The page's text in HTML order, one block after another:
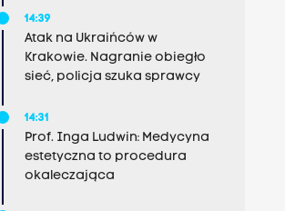
14:39
Atak na Ukraińców w
Krakowie. Nagranie obiegło
sieć, policja szuka sprawcy
14:31
Prof. Inga Ludwin: Medycyna
estetyczna to procedura
okaleczająca